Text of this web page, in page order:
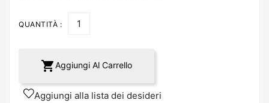
QUANTITÀ :
Aggiungi Al Carrello
Aggiungi alla lista dei desideri